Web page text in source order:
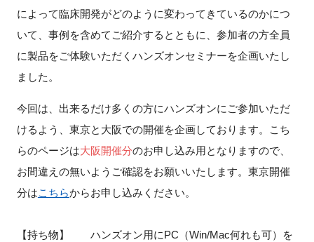
によって臨床開発がどのように変わってきているのかにつ
いて、事例を含めてご紹介するとともに、参加者の方全員
に製品をご体験いただくハンズオンセミナーを企画いたし
ました。
今回は、出来るだけ多くの方にハンズオンにご参加いただ
けるよう、東京と大阪での開催を企画しております。こち
らのページは大阪開催分のお申し込み用となりますので、
お間違えの無いようご確認をお願いいたします。東京開催
分はこちらからお申し込みください。
【持ち物】 ハンズオン用にPC（Win/Mac何れも可）を